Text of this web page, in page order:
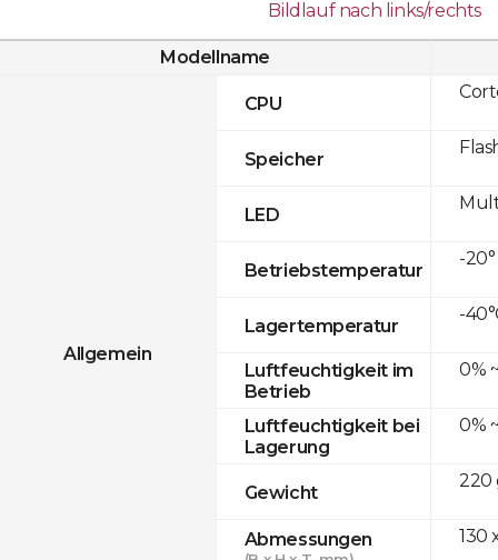
Bildlauf nach links/rechts
Modellname
Allgemein
CPU
Speicher
LED
Betriebstemperatur
Lagertemperatur
Luftfeuchtigkeit im
Betrieb
Luftfeuchtigkeit bei
Lagerung
Gewicht
Abmessungen
-20°
-
0%
0%
220
130